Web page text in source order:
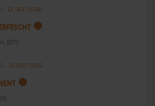
- 12 SEP 2026
(67)
- 13 SEP 2026